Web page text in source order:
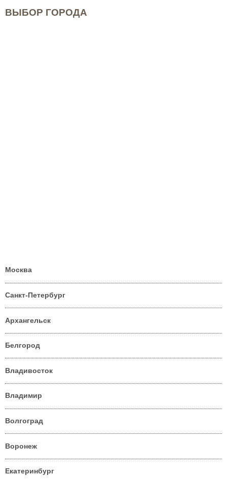
ВЫБОР ГОРОДА
Москва
Санкт-Петербург
Архангельск
Белгород
Владивосток
Владимир
Волгоград
Воронеж
Екатеринбург